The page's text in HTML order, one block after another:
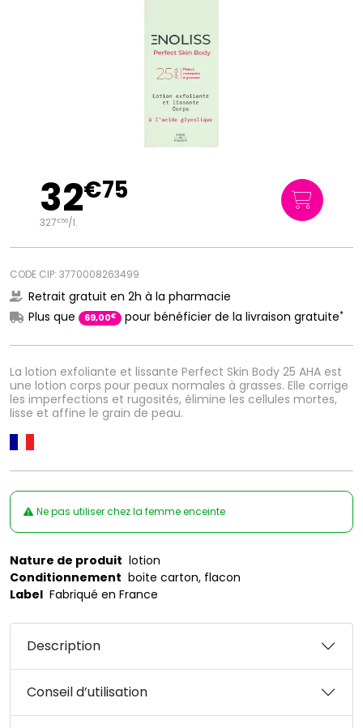
La lotion exfoliante et lissante Perfect Skin Body 25 AHA est
une lotion corps pour peaux normales à grasses. Elle corrige
les imperfections et rugosités, élimine les cellules mortes,
lisse et affine le grain de peau.
32€75
327€50/l.
CODE CIP: 3770008263499
Retrait gratuit en 2h à la pharmacie
Plus que
69,00€ pour bénéficier de la livraison gratuite*
Ne pas utiliser chez la femme enceinte
Nature de produit lotion
Conditionnement boite carton, flacon
Label Fabriqué en France
Description
Conseil d’utilisation